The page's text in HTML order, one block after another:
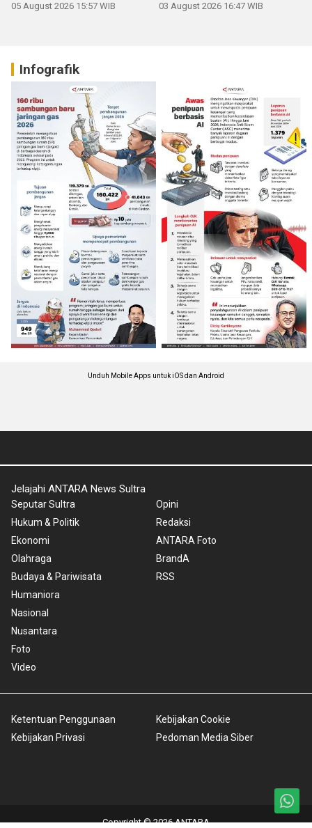
05 August 2026 15:57 WIB 03 August 2026 16:47 WIB
Infografik
Unduh Mobile Apps untuk iOS dan Android
Jelajahi ANTARA News Sultra
Seputar Sultra
Hukum & Politik
Ekonomi
Olahraga
Budaya & Pariwisata
Humaniora
Nasional
Nusantara
Foto
Video
Opini
Redaksi
ANTARA Foto
BrandA
RSS
Ketentuan Penggunaan
Kebijakan Privasi
Kebijakan Cookie
Pedoman Media Siber
Copyright © 2026 ANTARA